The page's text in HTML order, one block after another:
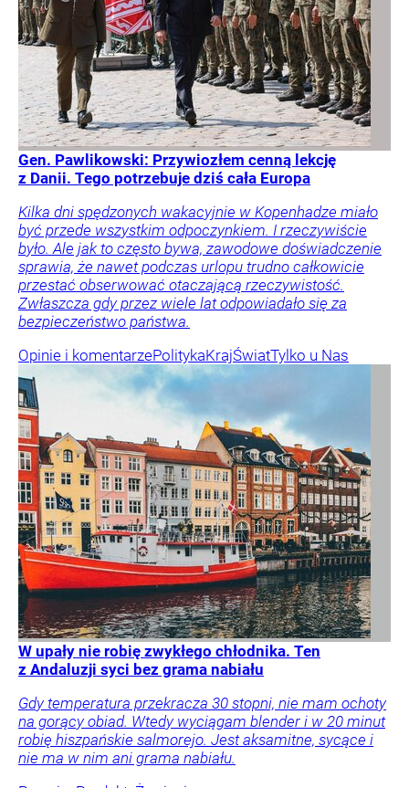
Gen. Pawlikowski: Przywiozłem cenną lekcję
z Danii. Tego potrzebuje dziś cała Europa
Kilka dni spędzonych wakacyjnie w Kopenhadze miało
być przede wszystkim odpoczynkiem. I rzeczywiście
było. Ale jak to często bywa, zawodowe doświadczenie
sprawia, że nawet podczas urlopu trudno całkowicie
przestać obserwować otaczającą rzeczywistość.
Zwłaszcza gdy przez wiele lat odpowiadało się za
bezpieczeństwo państwa.
Opinie i komentarzePolitykaKrajŚwiatTylko u Nas
W upały nie robię zwykłego chłodnika. Ten
z Andaluzji syci bez grama nabiału
Gdy temperatura przekracza 30 stopni, nie mam ochoty
na gorący obiad. Wtedy wyciągam blender i w 20 minut
robię hiszpańskie salmorejo. Jest aksamitne, sycące i
nie ma w nim ani grama nabiału.